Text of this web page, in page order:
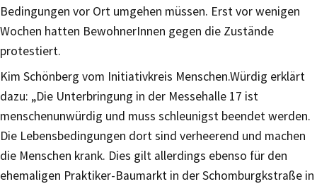
Bedingungen vor Ort umgehen müssen. Erst vor wenigen
Wochen hatten BewohnerInnen gegen die Zustände
protestiert.
Kim Schönberg vom Initiativkreis Menschen.Würdig erklärt
dazu: „Die Unterbringung in der Messehalle 17 ist
menschenunwürdig und muss schleunigst beendet werden.
Die Lebensbedingungen dort sind verheerend und machen
die Menschen krank. Dies gilt allerdings ebenso für den
ehemaligen Praktiker-Baumarkt in der Schomburgkstraße in